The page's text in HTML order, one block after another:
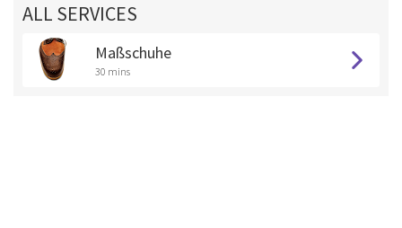
ALL SERVICES
Maßschuhe
30 mins